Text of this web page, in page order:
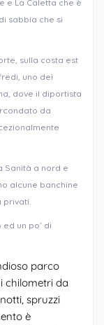
e La Caletta che è
sabbia che si
sulla costa est
uno dei
dove il diportista
da
Sanità a nord e
alcune banchine
un po’ di
parco
chilometri da
spruzzi
è